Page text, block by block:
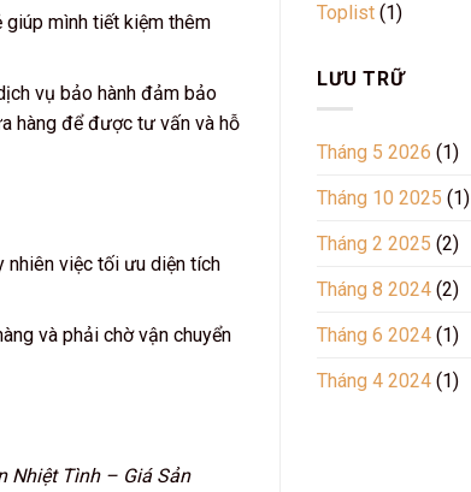
giúp mình tiết kiệm thêm
vụ bảo hành đảm bảo
hàng để được tư vấn và hỗ
nhiên việc tối ưu diện tích
và phải chờ vận chuyển
Nhiệt Tình – Giá Sản
Toplist (1)
LƯU TRỮ
Tháng 5 2026 (1)
Tháng 10 2025 (1)
Tháng 2 2025 (2)
Tháng 8 2024 (2)
Tháng 6 2024 (1)
Tháng 4 2024 (1)